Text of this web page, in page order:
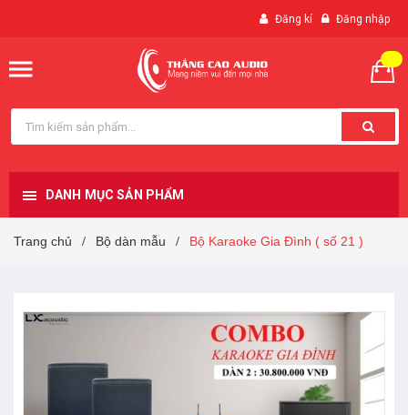
Đăng kí Đăng nhập
DANH MỤC SẢN PHẨM
Trang chủ / Bộ dàn mẫu / Bộ Karaoke Gia Đình ( số 21 )